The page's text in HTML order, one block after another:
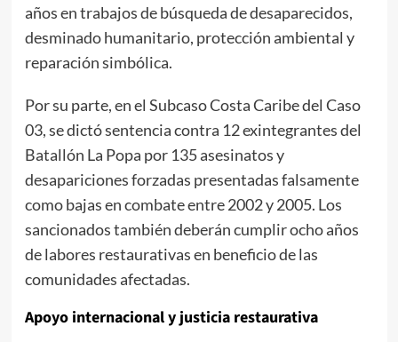
años en trabajos de búsqueda de desaparecidos,
desminado humanitario, protección ambiental y
reparación simbólica.
Por su parte, en el Subcaso Costa Caribe del Caso
03, se dictó sentencia contra 12 exintegrantes del
Batallón La Popa por 135 asesinatos y
desapariciones forzadas presentadas falsamente
como bajas en combate entre 2002 y 2005. Los
sancionados también deberán cumplir ocho años
de labores restaurativas en beneficio de las
comunidades afectadas.
Apoyo internacional y justicia restaurativa